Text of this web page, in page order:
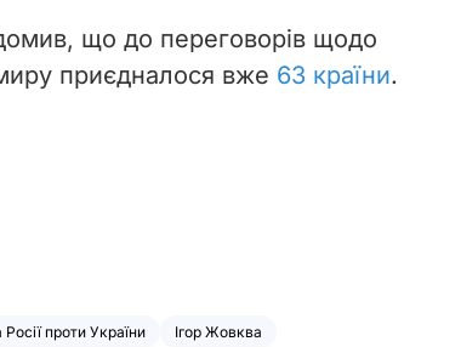
що до переговорів щодо
приєдналося вже 63 країни.
Росії проти України Ігор Жовква